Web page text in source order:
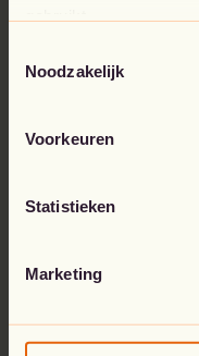
Noodzakelijk
Voorkeuren
Statistieken
Marketing